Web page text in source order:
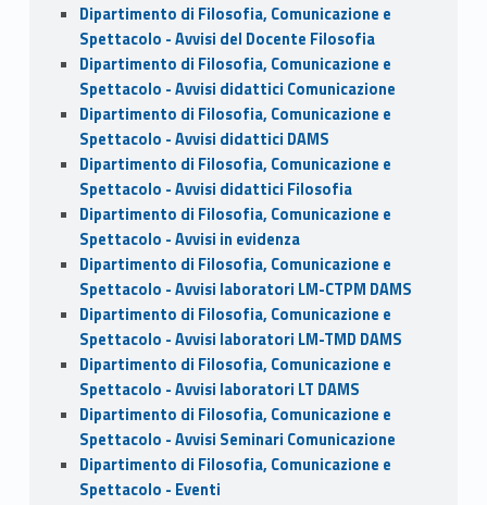
Dipartimento di Filosofia, Comunicazione e
Spettacolo - Avvisi del Docente Filosofia
Dipartimento di Filosofia, Comunicazione e
Spettacolo - Avvisi didattici Comunicazione
Dipartimento di Filosofia, Comunicazione e
Spettacolo - Avvisi didattici DAMS
Dipartimento di Filosofia, Comunicazione e
Spettacolo - Avvisi didattici Filosofia
Dipartimento di Filosofia, Comunicazione e
Spettacolo - Avvisi in evidenza
Dipartimento di Filosofia, Comunicazione e
Spettacolo - Avvisi laboratori LM-CTPM DAMS
Dipartimento di Filosofia, Comunicazione e
Spettacolo - Avvisi laboratori LM-TMD DAMS
Dipartimento di Filosofia, Comunicazione e
Spettacolo - Avvisi laboratori LT DAMS
Dipartimento di Filosofia, Comunicazione e
Spettacolo - Avvisi Seminari Comunicazione
Dipartimento di Filosofia, Comunicazione e
Spettacolo - Eventi